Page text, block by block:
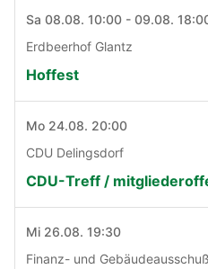
Sa 08.08. 10:00 - 09.08.
Erdbeerhof Glantz
Hoffest
Mo 24.08. 20:00
CDU Delingsdorf
CDU-Treff /
Mi 26.08. 19:30
Finanz- und Gebäudeausschuß